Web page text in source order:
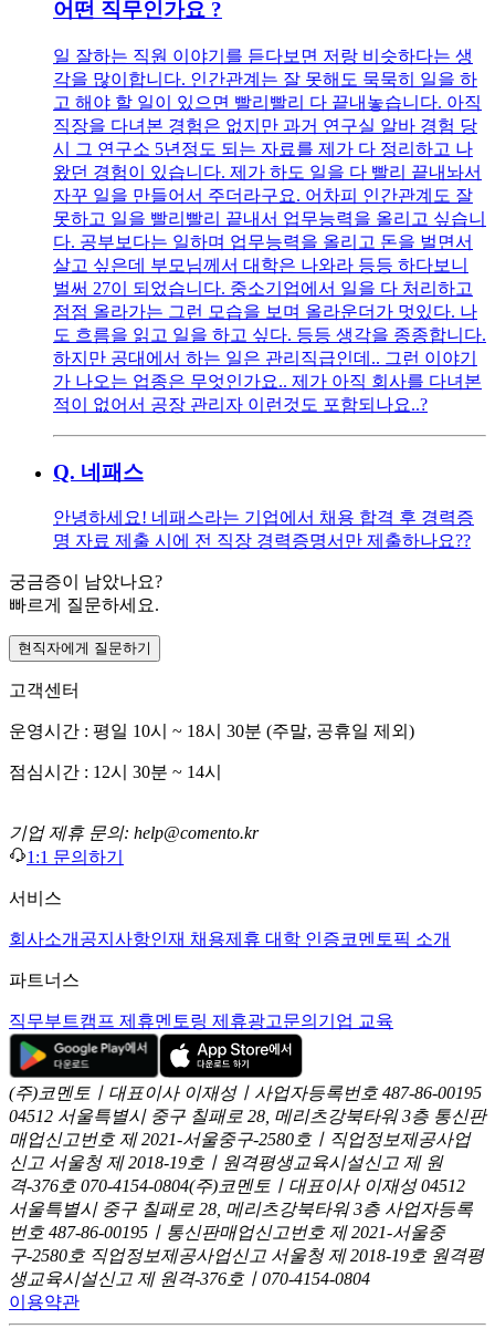
어떤 직무인가요 ?
일 잘하는 직원 이야기를 듣다보면 저랑 비슷하다는 생
각을 많이합니다. 인간관계는 잘 못해도 묵묵히 일을 하
고 해야 할 일이 있으면 빨리빨리 다 끝내놓습니다. 아직
직장을 다녀본 경험은 없지만 과거 연구실 알바 경험 당
시 그 연구소 5년정도 되는 자료를 제가 다 정리하고 나
왔던 경험이 있습니다. 제가 하도 일을 다 빨리 끝내놔서
자꾸 일을 만들어서 주더라구요. 어차피 인간관계도 잘
못하고 일을 빨리빨리 끝내서 업무능력을 올리고 싶습니
다. 공부보다는 일하며 업무능력을 올리고 돈을 벌면서
살고 싶은데 부모님께서 대학은 나와라 등등 하다보니
벌써 27이 되었습니다. 중소기업에서 일을 다 처리하고
점점 올라가는 그런 모습을 보며 올라운더가 멋있다. 나
도 흐름을 읽고 일을 하고 싶다. 등등 생각을 종종합니다.
하지만 공대에서 하는 일은 관리직급인데.. 그런 이야기
가 나오는 업종은 무엇인가요.. 제가 아직 회사를 다녀본
적이 없어서 공장 관리자 이런것도 포함되나요..?
Q. 네패스
안녕하세요! 네패스라는 기업에서 채용 합격 후 경력증
명 자료 제출 시에 전 직장 경력증명서만 제출하나요??
궁금증이 남았나요?
빠르게 질문하세요.
현직자에게 질문하기
고객센터
운영시간 : 평일 10시 ~ 18시 30분 (주말, 공휴일 제외)
점심시간 : 12시 30분 ~ 14시
기업 제휴 문의: help@comento.kr
1:1 문의하기
서비스
회사소개 공지사항인재 채용제휴 대학 인증코멘토픽 소개
파트너스
직무부트캠프 제휴멘토링 제휴광고문의 기업 교육
(주)코멘토ㅣ대표이사 이재성ㅣ사업자등록번호 487-86-00195
04512 서울특별시 중구 칠패로 28, 메리츠강북타워 3층 통신판
매업신고번호 제 2021-서울중구-2580호ㅣ직업정보제공사업
신고 서울청 제 2018-19호ㅣ원격평생교육시설신고 제 원
격-376호 070-4154-0804(주)코멘토ㅣ대표이사 이재성 04512
서울특별시 중구 칠패로 28, 메리츠강북타워 3층 사업자등록
번호 487-86-00195ㅣ통신판매업신고번호 제 2021-서울중
구-2580호 직업정보제공사업신고 서울청 제 2018-19호 원격평
생교육시설신고 제 원격-376호ㅣ070-4154-0804
이용약관